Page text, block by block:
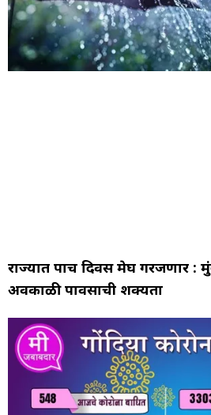
राज्यात पाच दिवस मेघ गरजणार :
अवकाळी पावसाची शक्यता